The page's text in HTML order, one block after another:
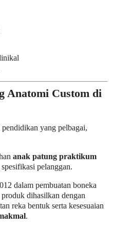
Anatomi Custom di
yang pelbagai,
anak patung praktikum
pelanggan.
dalam pembuatan boneka
dihasilkan dengan
reka bentuk serta kesesuaian
.